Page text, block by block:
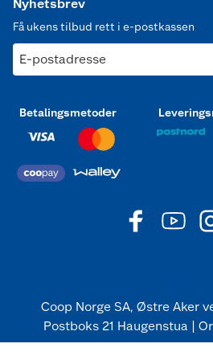
Nyhetsbrev
Få ukens tilbud rett i e-postkassen
E-postadresse
Betalingsmetoder
Coop Norge SA, Østre Aker
Postboks 21 Haugenstua |